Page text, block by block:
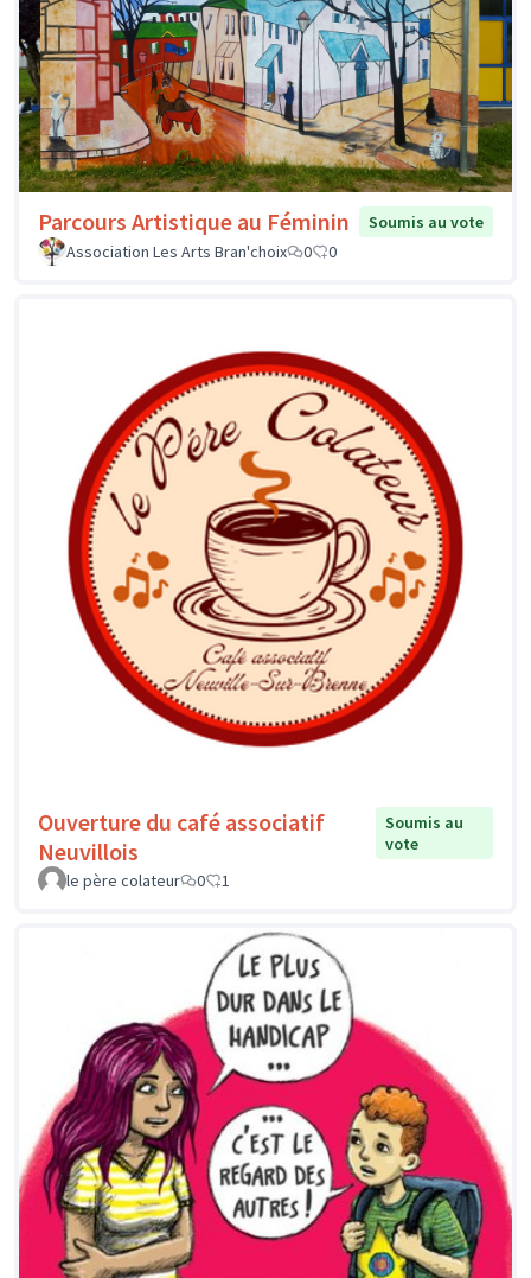
Parcours Artistique au Féminin
Soumis au vote
Association Les Arts Bran'choix
0 0
Ouverture du café associatif
Neuvillois
Soumis au
vote
le père colateur
0 1